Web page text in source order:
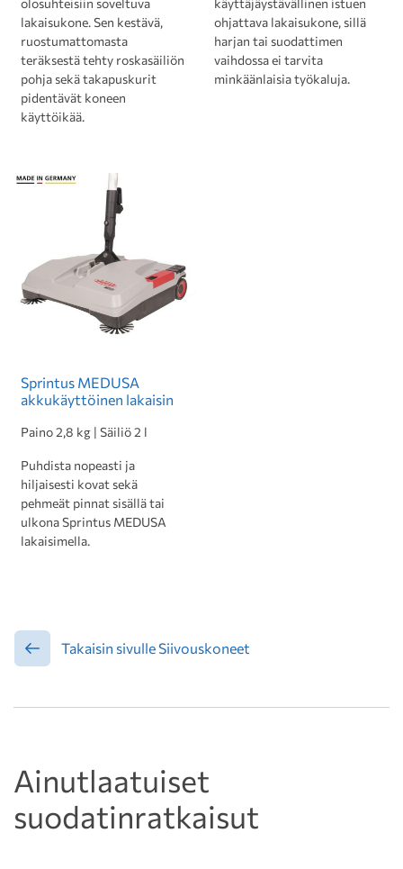
olosuhteisiin soveltuva
lakaisukone. Sen kestävä,
ruostumattomasta
teräksestä tehty roskasäiliön
pohja sekä takapuskurit
pidentävät koneen
käyttöikää.
käyttäjäystävällinen istuen
ohjattava lakaisukone, sillä
harjan tai suodattimen
vaihdossa ei tarvita
minkäänlaisia työkaluja.
Sprintus MEDUSA
akkukäyttöinen lakaisin
Paino 2,8 kg | Säiliö 2 l
Puhdista nopeasti ja
hiljaisesti kovat sekä
pehmeät pinnat sisällä tai
ulkona Sprintus MEDUSA
lakaisimella.
Takaisin sivulle Siivouskoneet
Ainutlaatuiset
suodatinratkaisut